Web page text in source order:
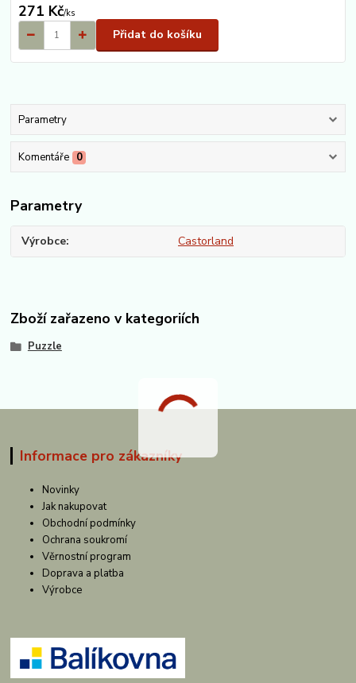
271 Kč/ks
Přidat do košíku
Parametry
Komentáře 0
Parametry
Výrobce Castorland
Zboží zařazeno v kategoriích
Puzzle
Informace pro zákazníky
Novinky
Jak nakupovat
Obchodní podmínky
Ochrana soukromí
Věrnostní program
Doprava a platba
Výrobce